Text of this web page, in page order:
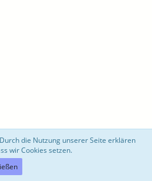
die Nutzung unserer Seite erklären
wir Cookies setzen.